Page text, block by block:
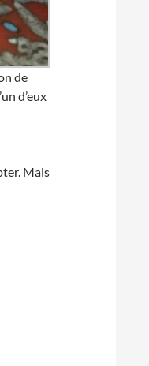
de
d’eux
Mais